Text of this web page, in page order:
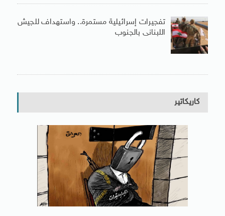
تفجيرات إسرائيلية مستمرة.. واستهداف للجيش
اللبنانى بالجنوب
كاريكاتير